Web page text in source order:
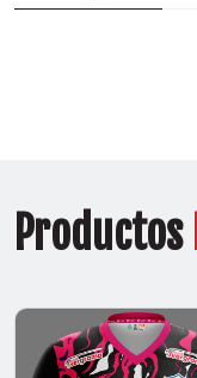
Productos